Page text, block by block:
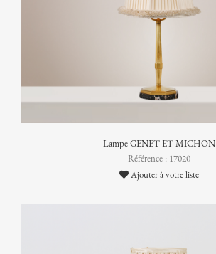
Lampe GENET ET MICHON
Référence : 17020
Ajouter à votre liste